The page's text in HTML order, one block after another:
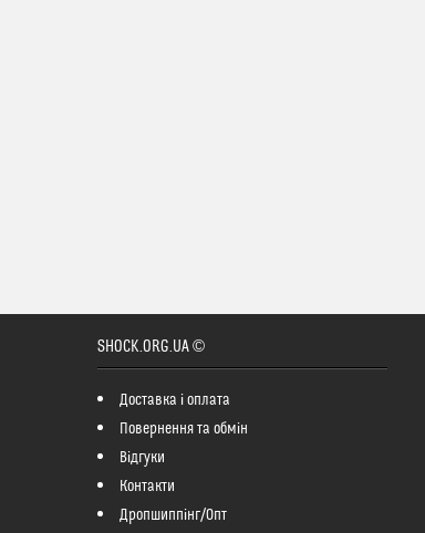
SHOCK.ORG.UA ©
Доставка і оплата
Повернення та обмін
Відгуки
Контакти
Дропшиппінг/Опт